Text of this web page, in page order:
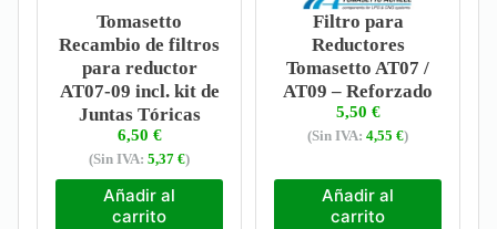
Tomasetto
Recambio de filtros
para reductor
AT07-09 incl. kit de
Juntas Tóricas
6,50 €
(Sin IVA: 5,37 €)
Añadir al
carrito
Filtro para
Reductores
Tomasetto AT07 /
AT09 – Reforzado
5,50 €
(Sin IVA: 4,55 €)
Añadir al
carrito